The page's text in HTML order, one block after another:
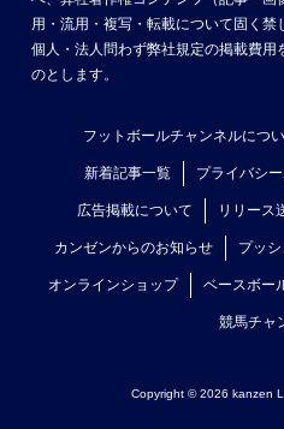
用・流用・複写・転載について固く禁
個人・法人問わず弊社規定の掲載費用
のとします。
フットボールチャンネルにつ
新着記事一覧 プライバシ
広告掲載について リリース
カンゼンからのお知らせ プッ
オンラインショップ ベースボー
競馬チャ
Copyright © 2026 kanzen